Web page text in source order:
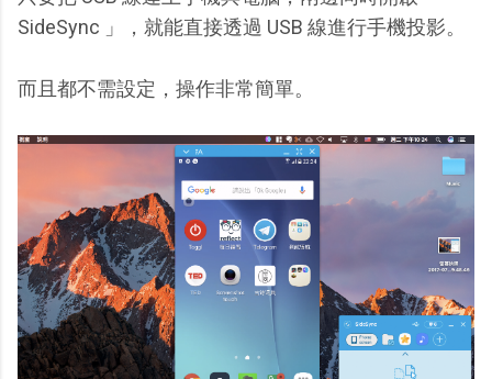
SideSync 」，就能直接透過 USB 線進行手機投影。
而且都不需設定，操作非常簡單。